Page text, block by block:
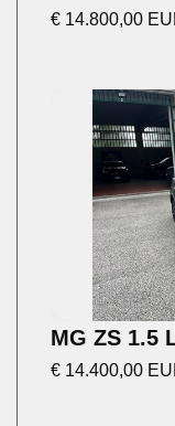
€ 14.800,00
MG ZS 1.5
€ 14.400,00